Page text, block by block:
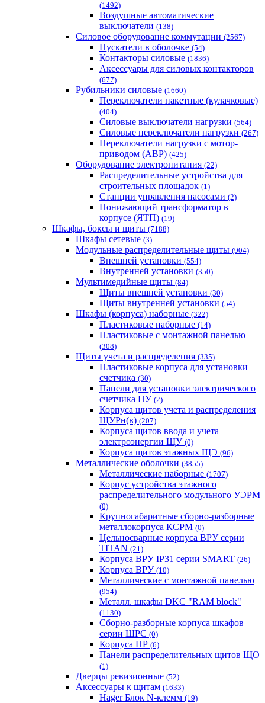
(1492)
Воздушные автоматические
выключатели (138)
Силовое оборудование коммутации (2567)
Пускатели в оболочке (54)
Контакторы силовые (1836)
Аксессуары для силовых контакторов
(677)
Рубильники силовые (1660)
Переключатели пакетные (кулачковые)
(404)
Силовые выключатели нагрузки (564)
Cиловые переключатели нагрузки (267)
Переключатели нагрузки с мотор-
приводом (АВР) (425)
Оборудование электропитания (22)
Распределительные устройства для
строительных площадок (1)
Станции управления насосами (2)
Понижающий трансформатор в
корпусе (ЯТП) (19)
Шкафы, боксы и щиты (7188)
Шкафы сетевые (3)
Модульные распределительные щиты (904)
Внешней установки (554)
Внутренней установки (350)
Мультимедийные щиты (84)
Щиты внешней установки (30)
Щиты внутренней установки (54)
Шкафы (корпуса) наборные (322)
Пластиковые наборные (14)
Пластиковые с монтажной панелью
(308)
Щиты учета и распределения (335)
Пластиковые корпуса для установки
счетчика (30)
Панели для установки электрического
счетчика ПУ (2)
Корпуса щитов учета и распределения
ЩУРн(в) (207)
Корпуса щитов ввода и учета
электроэнергии ЩУ (0)
Корпуса щитов этажных ЩЭ (96)
Металлические оболочки (3855)
Металлические наборные (1707)
Корпус устройства этажного
распределительного модульного УЭРМ
(0)
Крупногабаритные сборно-разборные
металлокорпуса КСРМ (0)
Цельносварные корпуса ВРУ серии
TITAN (21)
Корпуса ВРУ IP31 серии SMART (26)
Корпуса ВРУ (10)
Металлические с монтажной панелью
(954)
Металл. шкафы DKC "RAM block"
(1130)
Сборно-разборные корпуса шкафов
серии ШРС (0)
Корпуса ПР (6)
Панели распределительных щитов ЩО
(1)
Дверцы ревизионные (52)
Аксессуары к щитам (1633)
Hager Блок N-клемм (19)